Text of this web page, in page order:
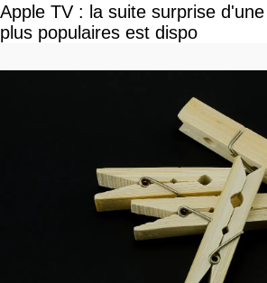
Apple TV : la suite surprise
plus populaires est dispo